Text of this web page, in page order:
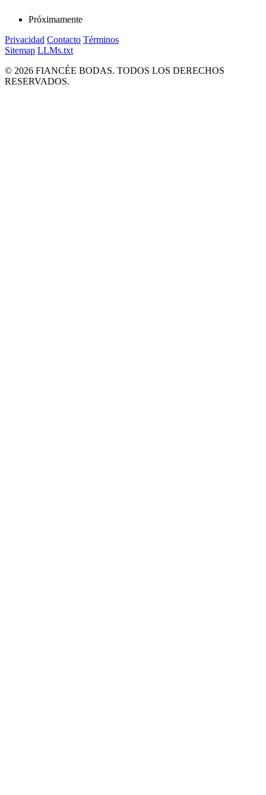
Próximamente
Privacidad Contacto Términos
Sitemap LLMs.txt
© 2026 FIANCÉE BODAS. TODOS LOS DERECHOS
RESERVADOS.